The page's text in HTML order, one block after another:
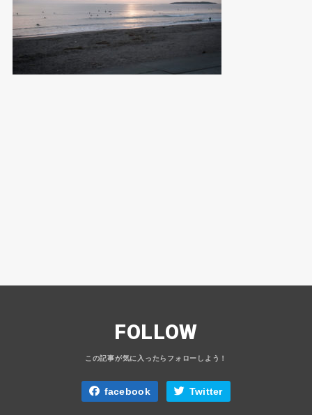
FOLLOW
facebook Twitter